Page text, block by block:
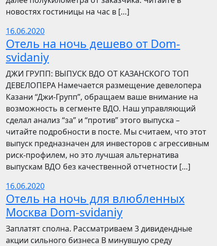
новостях гостиницы на час в […]
16.06.2020
Отель на ночь дешево от Dom-
svidaniy
​​ДЖИ ГРУПП: ВЫПУСК ВДО ОТ КАЗАНСКОГО ТОП
ДЕВЕЛОПЕРА Намечается размещение девелопера
Казани “Джи-Групп”, обращаем ваше внимание на
возможность в сегменте ВДО. Наш управляющий
сделал анализ “за” и “против” этого выпуска –
читайте подробности в посте. Мы считаем, что этот
выпуск предназначен для инвесторов с агрессивным
риск-профилем, но это лучшая альтернатива
выпускам ВДО без качественной отчетности […]
16.06.2020
Отель на ночь для влюбленных
Москва Dom-svidaniy
Заплатят сполна. Рассматриваем 3 дивидендные
акции сильного бизнеса В минувшую среду